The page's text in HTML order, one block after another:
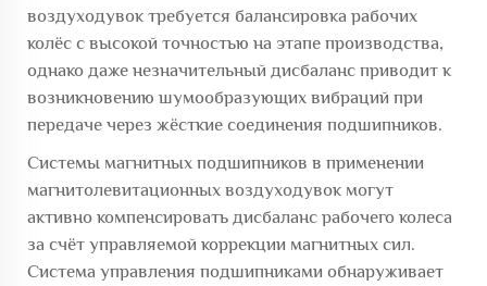
воздуходувок требуется балансировка рабочих
колёс с высокой точностью на этапе производства,
однако даже незначительный дисбаланс приводит к
возникновению шумообразующих вибраций при
передаче через жёсткие соединения подшипников.
Системы магнитных подшипников в применении
магнитолевитационных воздуходувок могут
активно компенсировать дисбаланс рабочего колеса
за счёт управляемой коррекции магнитных сил.
Система управления подшипниками обнаруживает